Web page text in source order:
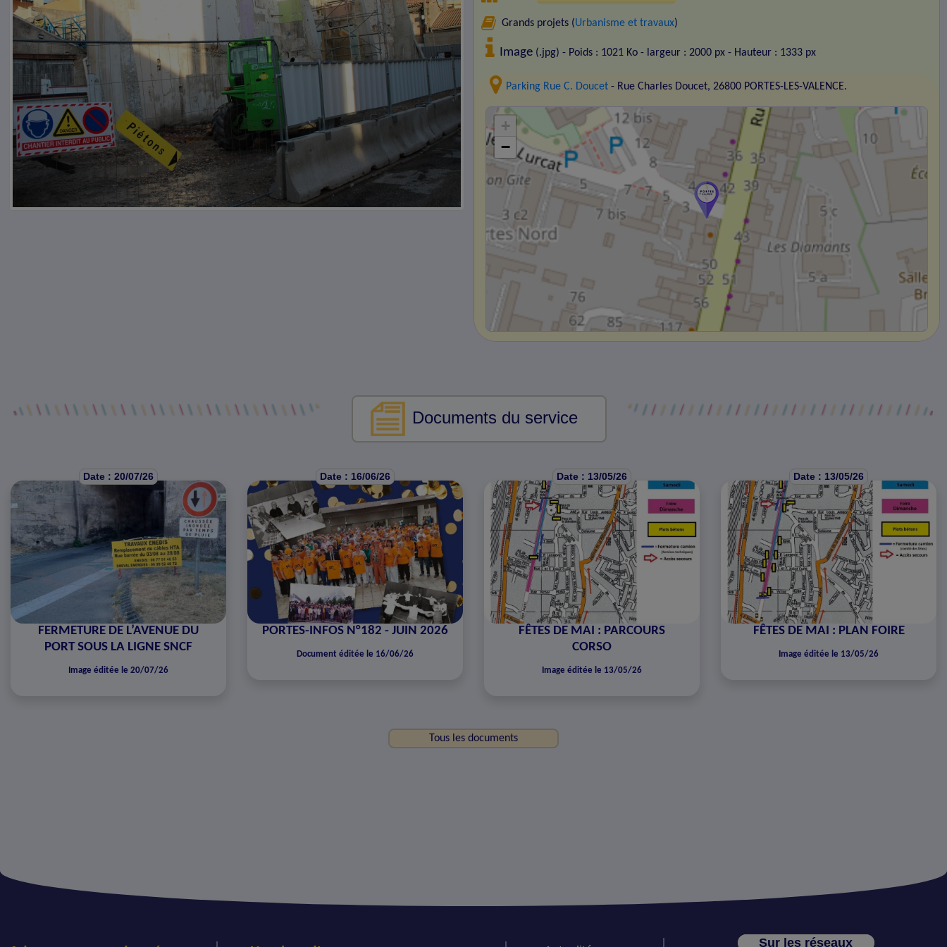
Grands projets (Urbanisme et travaux)
Image (.jpg) - Poids : 1021 Ko - largeur : 2000 px - Hauteur : 1333 px
Parking Rue C. Doucet - Rue Charles Doucet, 26800 PORTES-LES-VALENCE.
+
−
Documents du service
Date : 20/07/26
FERMETURE DE L’AVENUE DU
PORT SOUS LA LIGNE SNCF
Image éditée le 20/07/26
Date : 16/06/26
PORTES-INFOS N°182 - JUIN 2026
Document éditée le 16/06/26
Date : 13/05/26
FÊTES DE MAI : PARCOURS
CORSO
Image éditée le 13/05/26
Date : 13/05/26
FÊTES DE MAI : PLAN FOIRE
Image éditée le 13/05/26
Tous les documents
Sur les réseaux